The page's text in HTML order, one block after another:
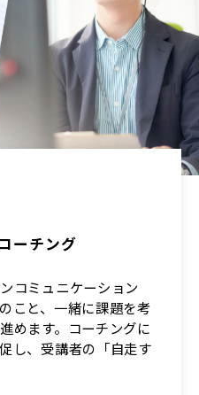
ーチング
コミュニケーション
こと、一緒に課題を考
めます。コーチングに
し、受講者の「自走す